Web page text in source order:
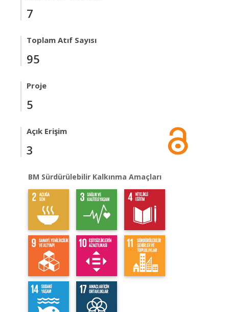
7
Toplam Atıf Sayısı
95
Proje
5
Açık Erişim
3
BM Sürdürülebilir Kalkınma Amaçları